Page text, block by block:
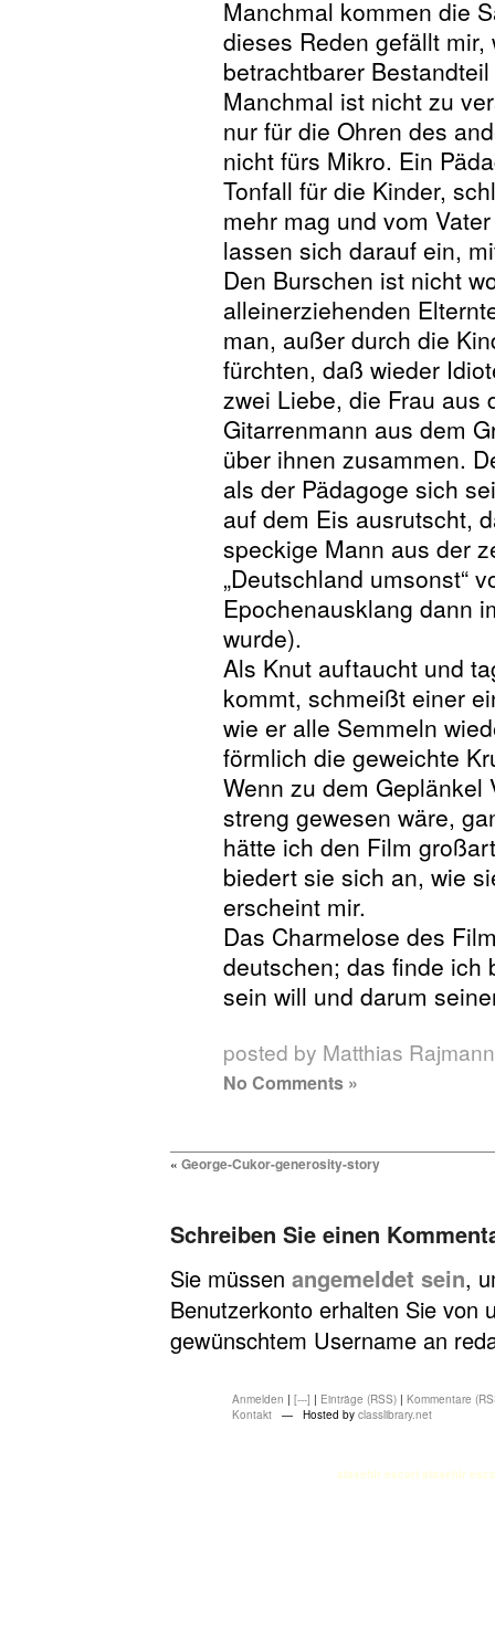
Manchmal kommen die
dieses Reden gefällt
betrachtbarer
Manchmal ist nicht zu
nur für die Ohren des
nicht fürs Mikro. Ein
Tonfall für die Kinder,
mehr mag und vom
lassen sich darauf ein,
Den Burschen ist nicht
alleinerziehenden
man, außer durch die
fürchten, daß wieder
zwei Liebe, die Frau aus
Gitarrenmann aus dem
über ihnen zusammen.
als der Pädagoge sich
auf dem Eis ausrutscht,
speckige Mann aus der
„Deutschland umsonst“
Epochenausklang dann
wurde).
Als Knut auftaucht und
kommt, schmeißt einer
wie er alle Semmeln
förmlich die geweichte
Wenn zu dem Geplänkel
streng gewesen wäre,
hätte ich den Film
biedert sie sich an, wie
erscheint mir.
Das Charmelose des
deutschen; das finde ich
sein will und darum
posted by Matthias Rajmann
No Comments »
« George-Cukor-generosity-story
Schreiben Sie einen
Sie müssen angemeldet sein,
Benutzerkonto erhalten Sie von
gewünschtem Username an
Anmelden | [---] | Einträge (RSS) | Kommentare
Kontakt — Hosted by classlibrary.net
atasehir escort atasehir